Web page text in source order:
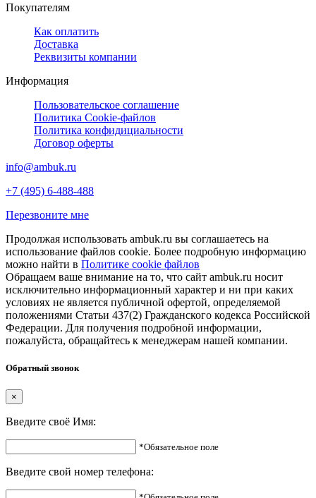
Покупателям
Как оплатить
Доставка
Реквизиты компании
Информация
Пользовательское соглашение
Политика Cookie-файлов
Политика конфидициальности
Договор оферты
info@ambuk.ru
+7 (495) 6-488-488
Перезвоните мне
Продолжая использовать ambuk.ru вы соглашаетесь на
использование файлов cookie. Более подробную информацию
можно найти в Политике cookie файлов
Обращаем ваше внимание на то, что сайт ambuk.ru носит
исключительно информационный характер и ни при каких
условиях не является публичной офертой, определяемой
положениями Статьи 437(2) Гражданского кодекса Российской
Федерации. Для получения подробной информации,
пожалуйста, обращайтесь к менеджерам нашей компании.
Обратный звонок
×
Введите своё Имя:
*Обязательное поле
Введите свой номер телефона: